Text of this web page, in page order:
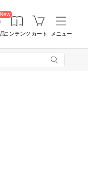
New
コンテンツ カート メニュー